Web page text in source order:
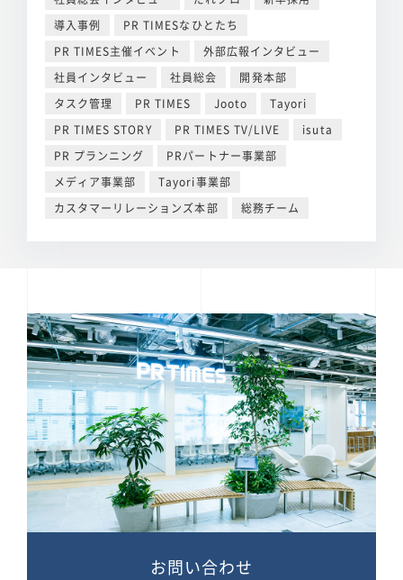
導入事例
PR TIMESなひとたち
PR TIMES主催イベント
外部広報インタビュー
社員インタビュー
社員総会
開発本部
タスク管理
PR TIMES Jooto
Tayori
PR TIMES STORY
PR TIMES TV/LIVE
isuta
PR プランニング
PRパートナー事業部
メディア事業部
Tayori事業部
カスタマーリレーションズ本部
総務チーム
お問い合わせ